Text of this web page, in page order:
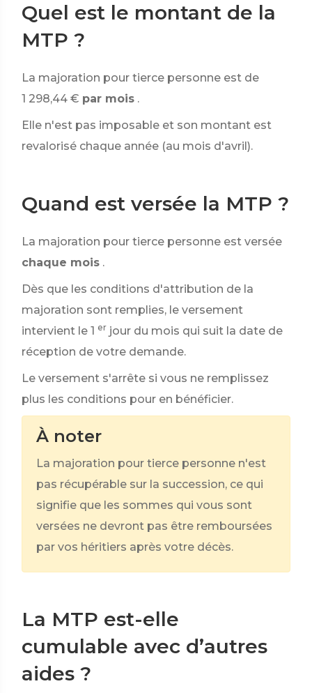
Quel est le montant de la
MTP ?
La majoration pour tierce personne est de
1 298,44 € par mois .
Elle n'est pas imposable et son montant est
revalorisé chaque année (au mois d'avril).
Quand est versée la MTP ?
La majoration pour tierce personne est versée
chaque mois .
Dès que les conditions d'attribution de la
majoration sont remplies, le versement
intervient le 1 er jour du mois qui suit la date de
réception de votre demande.
Le versement s'arrête si vous ne remplissez
plus les conditions pour en bénéficier.
À noter
La majoration pour tierce personne n'est
pas récupérable sur la succession, ce qui
signifie que les sommes qui vous sont
versées ne devront pas être remboursées
par vos héritiers après votre décès.
La MTP est-elle
cumulable avec d’autres
aides ?